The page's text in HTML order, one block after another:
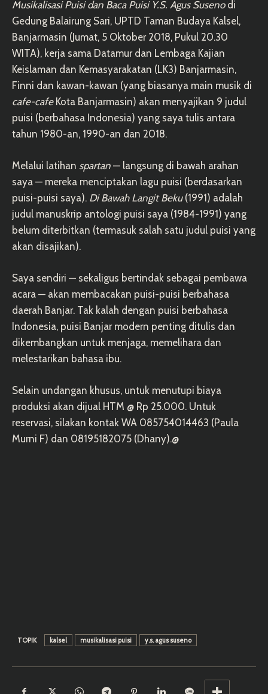
Musikalisasi Puisi dan Baca Puisi Y.S. Agus Susenodi
Gedung Balairung Sari, UPTD Taman Budaya Kalsel,
Banjarmasin (Jumat, 5 Oktober 2018, Pukul 20.30
WITA), kerja sama Datamur dan Lembaga Kajian
Keislaman dan Kemasyarakatan (LK3) Banjarmasin,
Finni dan kawan-kawan (yang biasanya main musik di
cafe-cafeKota Banjarmasin) akan menyajikan 9 judul
puisi (berbahasa Indonesia) yang saya tulis antara
tahun 1980-an, 1990-an dan 2018.
Melalui latihan spartan — langsung di bawah arahan
saya — mereka menciptakan lagu puisi (berdasarkan
puisi-puisi saya). Di Bawah Langit Beku(1991) adalah
judul manuskrip antologi puisi saya (1984-1991) yang
belum diterbitkan (termasuk salah satu judul puisi yang
akan disajikan).
Saya sendiri — sekaligus bertindak sebagai pembawa
acara — akan membacakan puisi-puisi berbahasa
daerah Banjar. Tak kalah dengan puisi berbahasa
Indonesia, puisi Banjar modern penting ditulis dan
dikembangkan untuk menjaga, memelihara dan
melestarikan bahasa ibu.
Selain undangan khusus, untuk menutupi biaya
produksi akan dijual HTM @ Rp 25.000. Untuk
reservasi, silakan kontak WA 085754014463 (Paula
Murni F) dan 08195182075 (Dhany).@
TOPIK kalsel musikalisasi puisi y.s. agus suseno